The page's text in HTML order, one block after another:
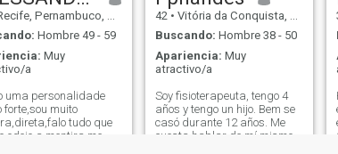
acompañar en la vida, me
encantaría conocerte mejor.
Pernambuco, Brasil
Hombre 49 - 59
Muy
a
uma personalidade
forte,sou muito
tudo que
a mentira,me
42 • Vitória da Conquista, Bahia, Brasil
Buscando: Hombre 38 - 50
Apariencia: Muy
atractivo/a
Soy fisioterapeuta, tengo 4
años y tengo un hijo. Bem se
casó durante 12 años. Me
cuesta hablar de mí mismo,